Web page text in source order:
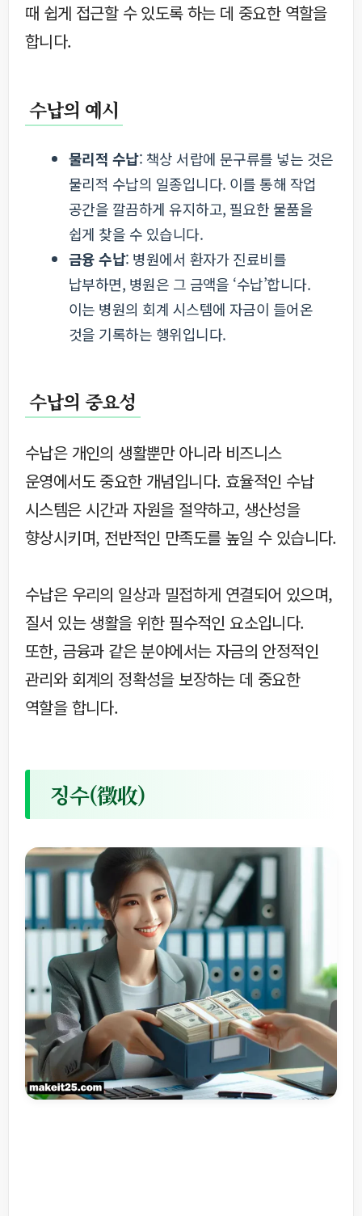
때 쉽게 접근할 수 있도록 하는 데 중요한 역할을
합니다.
수납의 예시
물리적 수납: 책상 서랍에 문구류를 넣는 것은
물리적 수납의 일종입니다. 이를 통해 작업
공간을 깔끔하게 유지하고, 필요한 물품을
쉽게 찾을 수 있습니다.
금융 수납: 병원에서 환자가 진료비를
납부하면, 병원은 그 금액을 ‘수납’합니다.
이는 병원의 회계 시스템에 자금이 들어온
것을 기록하는 행위입니다.
수납의 중요성
수납은 개인의 생활뿐만 아니라 비즈니스
운영에서도 중요한 개념입니다. 효율적인 수납
시스템은 시간과 자원을 절약하고, 생산성을
향상시키며, 전반적인 만족도를 높일 수 있습니다.
수납은 우리의 일상과 밀접하게 연결되어 있으며,
질서 있는 생활을 위한 필수적인 요소입니다.
또한, 금융과 같은 분야에서는 자금의 안정적인
관리와 회계의 정확성을 보장하는 데 중요한
역할을 합니다.
징수(徵收)